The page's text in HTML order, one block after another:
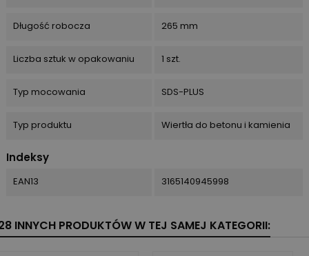
Długość robocza 265 mm
Liczba sztuk w opakowaniu 1 szt.
Typ mocowania SDS-PLUS
Typ produktu Wiertła do betonu i kamienia
Indeksy
EAN13 3165140945998
INNYCH PRODUKTÓW W TEJ SAMEJ KATEGORII: